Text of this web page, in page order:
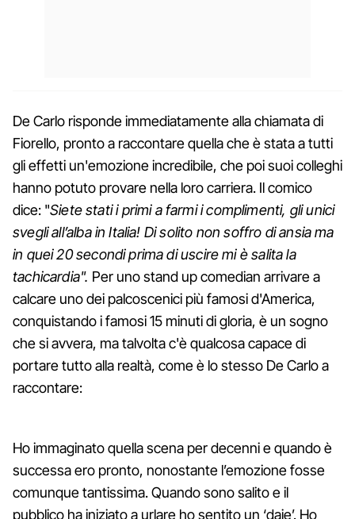
De Carlo risponde immediatamente alla chiamata di
Fiorello, pronto a raccontare quella che è stata a tutti
gli effetti un'emozione incredibile, che poi suoi colleghi
hanno potuto provare nella loro carriera. Il comico
dice: "Siete stati i primi a farmi i complimenti, gli unici
svegli all’alba in Italia! Di solito non soffro di ansia ma
in quei 20 secondi prima di uscire mi è salita la
tachicardia". Per uno stand up comedian arrivare a
calcare uno dei palcoscenici più famosi d'America,
conquistando i famosi 15 minuti di gloria, è un sogno
che si avvera, ma talvolta c'è qualcosa capace di
portare tutto alla realtà, come è lo stesso De Carlo a
raccontare:
Ho immaginato quella scena per decenni e quando è
successa ero pronto, nonostante l’emozione fosse
comunque tantissima. Quando sono salito e il
pubblico ha iniziato a urlare ho sentito un ‘daje’. Ho